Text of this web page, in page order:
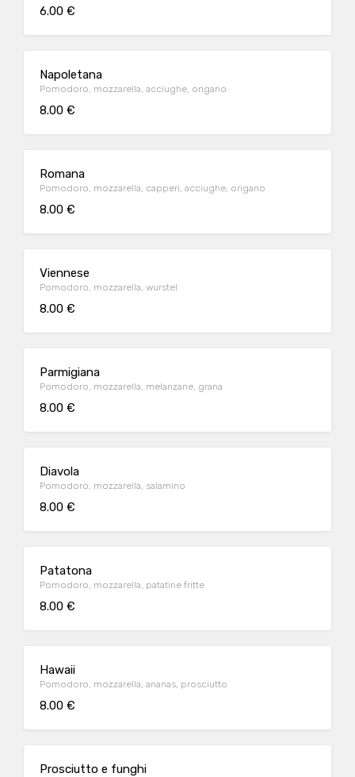
6.00 €
Napoletana
Pomodoro, mozzarella, acciughe, origano
8.00 €
Romana
Pomodoro, mozzarella, capperi, acciughe, origano
8.00 €
Viennese
Pomodoro, mozzarella, wurstel
8.00 €
Parmigiana
Pomodoro, mozzarella, melanzane, grana
8.00 €
Diavola
Pomodoro, mozzarella, salamino
8.00 €
Patatona
Pomodoro, mozzarella, patatine fritte
8.00 €
Hawaii
Pomodoro, mozzarella, ananas, prosciutto
8.00 €
Prosciutto e funghi